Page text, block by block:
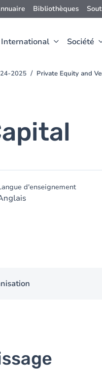
Bibliothèques
International Société
2025 Private Equity and
d'enseignement